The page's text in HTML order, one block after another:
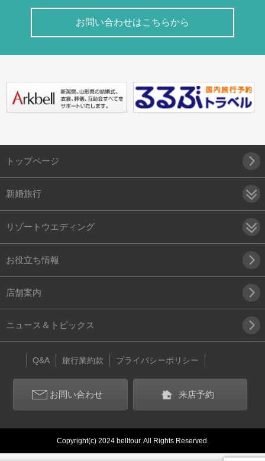
お問い合わせはこちらから
トップページ
新婚旅行
リゾートウエディング
お役立ち情報
店舗案内
ニュース＆トピックス
Q&A 旅行業約款 プライバシーポリシー
お問い合わせ 来店予約
Copyright(c) 2024 belltour. All Rights Reserved.